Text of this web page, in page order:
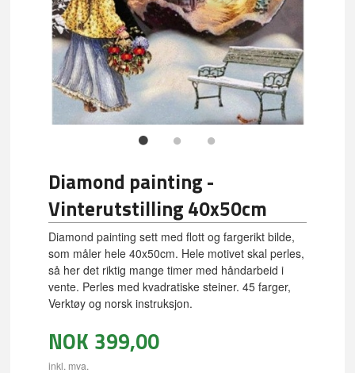
Diamond painting -
Vinterutstilling 40x50cm
Diamond painting sett med flott og fargerikt bilde,
som måler hele 40x50cm. Hele motivet skal perles,
så her det riktig mange timer med håndarbeid i
vente. Perles med kvadratiske steiner. 45 farger,
Verktøy og norsk instruksjon.
NOK 399,00
inkl. mva.